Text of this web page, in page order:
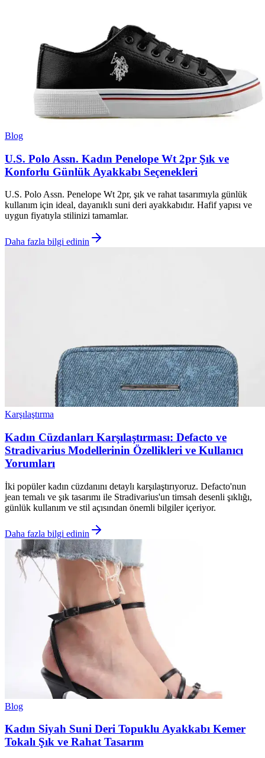
Blog
U.S. Polo Assn. Kadın Penelope Wt 2pr Şık ve
Konforlu Günlük Ayakkabı Seçenekleri
U.S. Polo Assn. Penelope Wt 2pr, şık ve rahat tasarımıyla günlük
kullanım için ideal, dayanıklı suni deri ayakkabıdır. Hafif yapısı ve
uygun fiyatıyla stilinizi tamamlar.
Daha fazla bilgi edinin
Karşılaştırma
Kadın Cüzdanları Karşılaştırması: Defacto ve
Stradivarius Modellerinin Özellikleri ve Kullanıcı
Yorumları
İki popüler kadın cüzdanını detaylı karşılaştırıyoruz. Defacto'nun
jean temalı ve şık tasarımı ile Stradivarius'un timsah desenli şıklığı,
günlük kullanım ve stil açısından önemli bilgiler içeriyor.
Daha fazla bilgi edinin
Blog
Kadın Siyah Suni Deri Topuklu Ayakkabı Kemer
Tokalı Şık ve Rahat Tasarım